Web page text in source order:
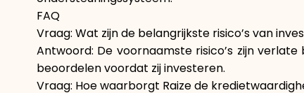
FAQ
Vraag: Wat zijn de belangrijkste risico’s van
Antwoord: De voornaamste risico’s zijn
beoordelen voordat zij investeren.
Vraag: Hoe waarborgt Raize de